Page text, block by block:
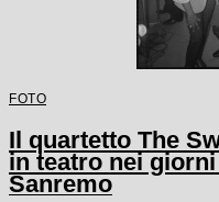
FOTO
Il quartetto The
in teatro nei
Sanremo